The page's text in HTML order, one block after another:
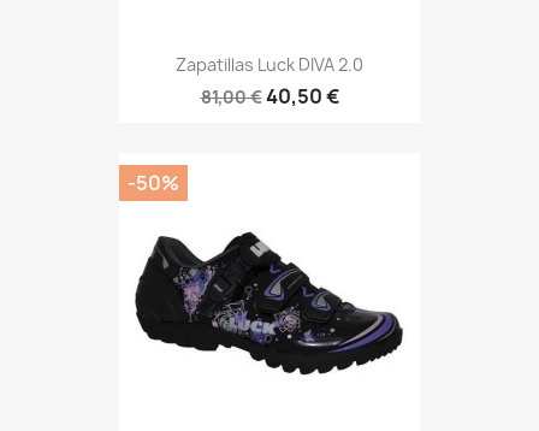
Zapatillas Luck DIVA 2.0
81,00 €40,50 €
-50%